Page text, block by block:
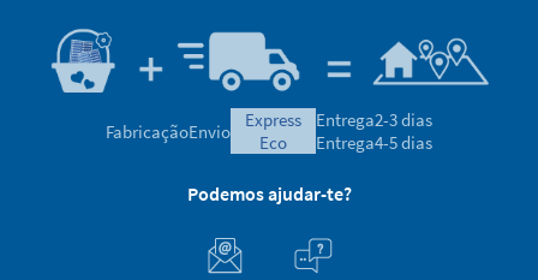
FabricaçãoEnvio
express
eco
Entrega2-3 dias
Entrega4-5 dias
Podemos ajudar-te?